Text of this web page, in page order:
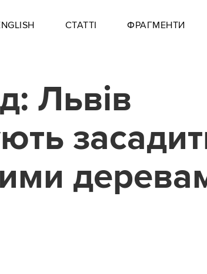
СТАТТІ ФРАГМЕНТИ
Львів